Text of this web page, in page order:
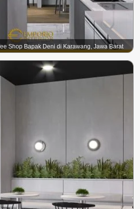
Shop Bapak Deni di Karawang, Jawa Barat